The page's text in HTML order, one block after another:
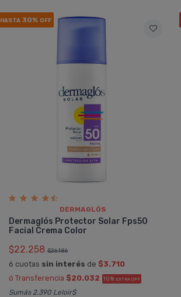
HASTA30% OFF
DERMAGLÓS
Dermaglós Protector Solar Fps50
Facial Crema Color
$22.258 $26.186
6 cuotas sin interés de $3.710
ó Transferencia $20.032 10% EXTRA OFF
Sumás 2.390 Leloir$